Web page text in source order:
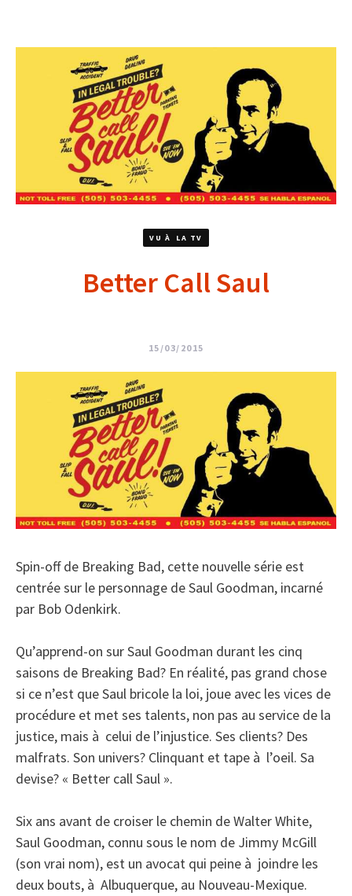
VU À LA TV
Better Call Saul
15/03/2015
Spin-off de Breaking Bad, cette nouvelle série est
centrée sur le personnage de Saul Goodman, incarné
par Bob Odenkirk.
Qu’apprend-on sur Saul Goodman durant les cinq
saisons de Breaking Bad? En réalité, pas grand chose
si ce n’est que Saul bricole la loi, joue avec les vices de
procédure et met ses talents, non pas au service de la
justice, mais à celui de l’injustice. Ses clients? Des
malfrats. Son univers? Clinquant et tape à l’oeil. Sa
devise? « Better call Saul ».
Six ans avant de croiser le chemin de Walter White,
Saul Goodman, connu sous le nom de Jimmy McGill
(son vrai nom), est un avocat qui peine à joindre les
deux bouts, à Albuquerque, au Nouveau-Mexique.